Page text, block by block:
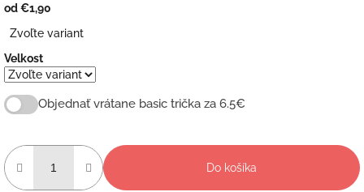
od€1,90
cena:
Zvoľte variant
Velkost
Objednať vrátane basic trička za 6.5€
Do košíka